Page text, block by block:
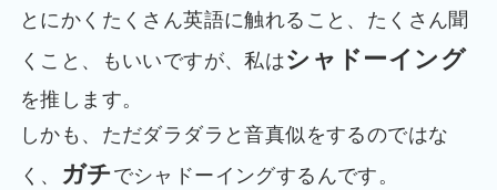
とにかくたくさん英語に触れること、たくさん聞
くこと、もいいですが、私はシャドーイング
を推します。
しかも、ただダラダラと音真似をするのではな
く、
ガチでシャドーイングするんです。